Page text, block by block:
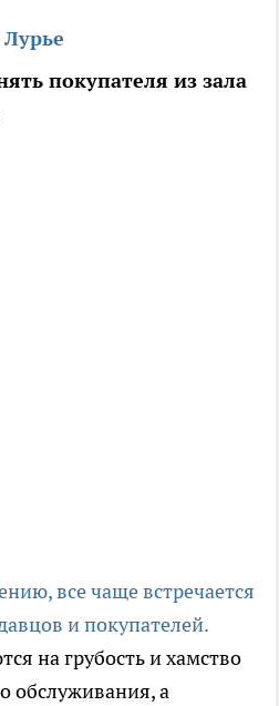
покупателя из зала
все чаще встречается
и покупателей.
на грубость и хамство
обслуживания, а